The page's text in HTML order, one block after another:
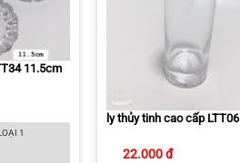
11.5cm
1
ly thủy tinh cao cấp LTT06
22.000 đ